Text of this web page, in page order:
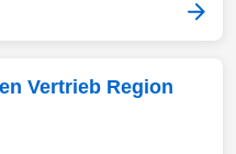
Vertrieb Region